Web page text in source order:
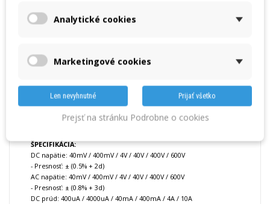
Moderný TRMS multimeter mimoriadne odolnej konštrukcie s
výnimočným pomerom cena / výkon.
frekvencia + bezkontaktné detekcia napätia, prezváňanie,
podsvietený displej.
Nadštandardné ochrana vstupov vrátane keramických poistiek.
ŠPECIFIKÁCIA:
DC napätie: 40mV / 400mV / 4V / 40V / 400V / 600V
- Presnosť: ± (0.5% + 2d)
AC napätie: 40mV / 400mV / 4V / 40V / 400V / 600V
- Presnosť: ± (0.8% + 3d)
DC prúd: 400uA / 4000uA / 40mA / 400mA / 4A / 10A
Analytické cookies
Marketingové cookies
Len nevyhnutné Prijať všetko
Prejsť na stránku Podrobne o cookies